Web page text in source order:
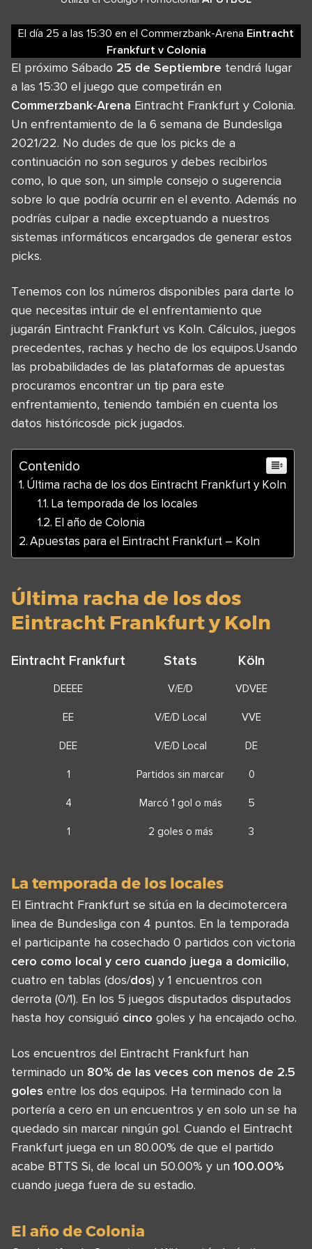
El día 25 a las 15:30 en el Commerzbank-Arena Eintracht
Frankfurt v Colonia
El próximo Sábado 25 de Septiembre tendrá lugar
a las 15:30 el juego que competirán en
Commerzbank-Arena Eintracht Frankfurt y Colonia.
Un enfrentamiento de la 6 semana de Bundesliga
2021/22. No dudes de que los picks de a
continuación no son seguros y debes recibirlos
como, lo que son, un simple consejo o sugerencia
sobre lo que podría ocurrir en el evento. Además no
podrías culpar a nadie exceptuando a nuestros
sistemas informáticos encargados de generar estos
picks.
Tenemos con los números disponibles para darte lo
que necesitas intuir de el enfrentamiento que
jugarán Eintracht Frankfurt vs Koln. Cálculos, juegos
precedentes, rachas y hecho de los equipos.Usando
las probabilidades de las plataformas de apuestas
procuramos encontrar un tip para este
enfrentamiento, teniendo también en cuenta los
datos históricosde pick jugados.
Contenido
Última racha de los dos Eintracht Frankfurt y Koln
La temporada de los locales
El año de Colonia
Apuestas para el Eintracht Frankfurt – Koln
Última racha de los dos
Eintracht Frankfurt y Koln
Eintracht Frankfurt Stats Köln
DEEEE V/E/D VDVEE
EE V/E/D Local VVE
DEE V/E/D Local DE
1 Partidos sin marcar 0
4 Marcó 1 gol o más 5
1 2 goles o más 3
La temporada de los locales
El Eintracht Frankfurt se sitúa en la decimotercera
linea de Bundesliga con 4 puntos. En la temporada
el participante ha cosechado 0 partidos con victoria
cero como local y cero cuando juega a domicilio,
cuatro en tablas (dos/dos) y 1 encuentros con
derrota (0/1). En los 5 juegos disputados disputados
hasta hoy consiguió cinco goles y ha encajado ocho.
Los encuentros del Eintracht Frankfurt han
terminado un 80% de las veces con menos de 2.5
goles entre los dos equipos. Ha terminado con la
portería a cero en un encuentros y en solo un se ha
quedado sin marcar ningún gol. Cuando el Eintracht
Frankfurt juega en un 80.00% de que el partido
acabe BTTS Si, de local un 50.00% y un 100.00%
cuando juega fuera de su estadio.
El año de Colonia